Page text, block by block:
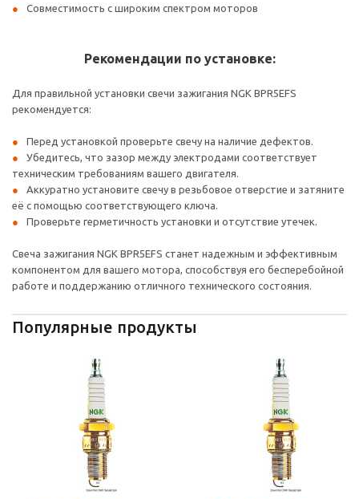
Совместимость с широким спектром моторов
Рекомендации по установке:
Для правильной установки свечи зажигания NGK BPR5EFS
рекомендуется:
Перед установкой проверьте свечу на наличие дефектов.
Убедитесь, что зазор между электродами соответствует
техническим требованиям вашего двигателя.
Аккуратно установите свечу в резьбовое отверстие и затяните
её с помощью соответствующего ключа.
Проверьте герметичность установки и отсутствие утечек.
Свеча зажигания NGK BPR5EFS станет надежным и эффективным
компонентом для вашего мотора, способствуя его бесперебойной
работе и поддержанию отличного технического состояния.
Популярные продукты